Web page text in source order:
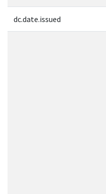
dc.date.issued